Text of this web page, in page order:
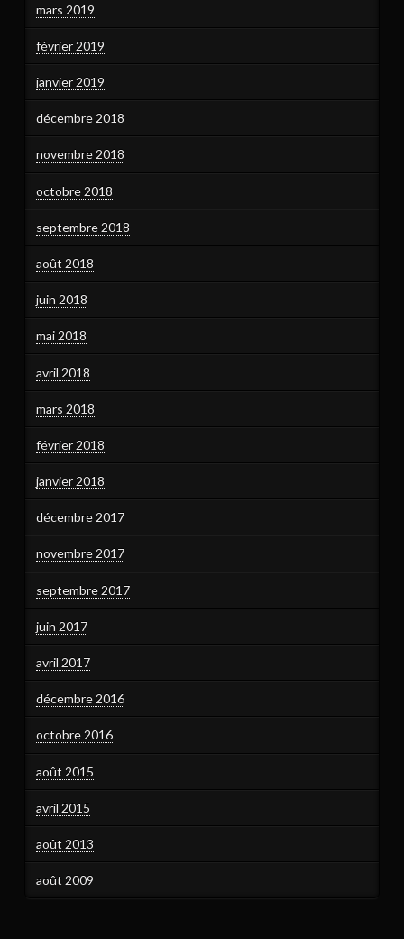
mars 2019
février 2019
janvier 2019
décembre 2018
novembre 2018
octobre 2018
septembre 2018
août 2018
juin 2018
mai 2018
avril 2018
mars 2018
février 2018
janvier 2018
décembre 2017
novembre 2017
septembre 2017
juin 2017
avril 2017
décembre 2016
octobre 2016
août 2015
avril 2015
août 2013
août 2009